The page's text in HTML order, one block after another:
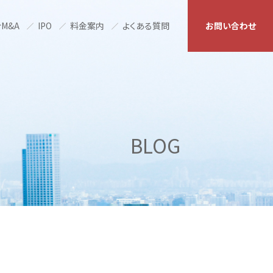
IPO 料金案内 よくある質問 お問い合わせ
BLOG